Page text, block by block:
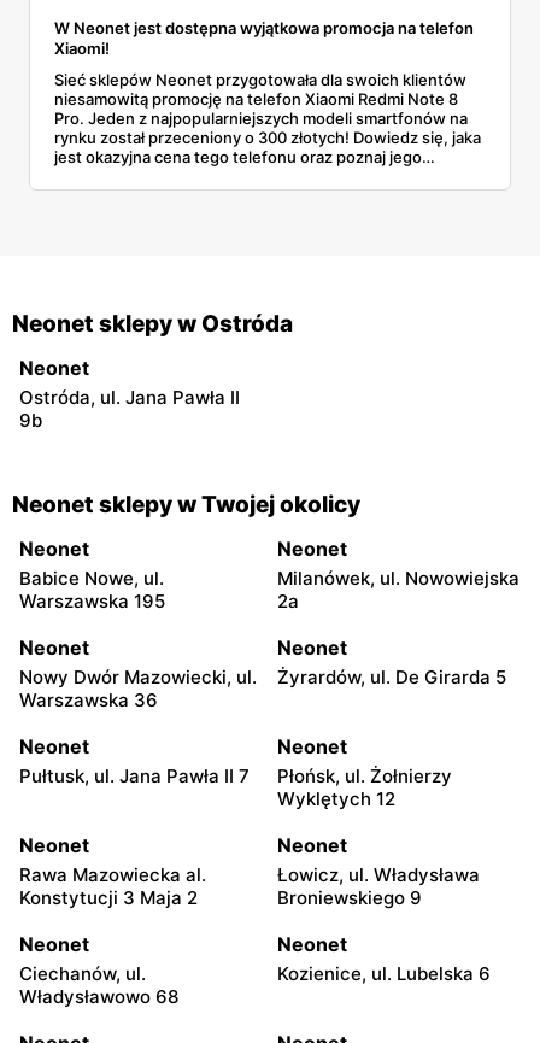
W Neonet jest dostępna wyjątkowa promocja na telefon
Xiaomi!
Sieć sklepów Neonet przygotowała dla swoich klientów
niesamowitą promocję na telefon Xiaomi Redmi Note 8
Pro. Jeden z najpopularniejszych modeli smartfonów na
rynku został przeceniony o 300 złotych! Dowiedz się, jaka
jest okazyjna cena tego telefonu oraz poznaj jego
Neonet sklepy w Ostróda
Neonet
Ostróda, ul. Jana Pawła II
9b
Neonet sklepy w Twojej okolicy
Neonet
Babice Nowe, ul.
Warszawska 195
Neonet
Milanówek, ul. Nowowiejska
2a
Neonet
Nowy Dwór Mazowiecki, ul.
Warszawska 36
Neonet
Żyrardów, ul. De Girarda 5
Neonet
Pułtusk, ul. Jana Pawła II 7
Neonet
Płońsk, ul. Żołnierzy
Wyklętych 12
Neonet
Rawa Mazowiecka al.
Konstytucji 3 Maja 2
Neonet
Łowicz, ul. Władysława
Broniewskiego 9
Neonet
Ciechanów, ul.
Władysławowo 68
Neonet
Kozienice, ul. Lubelska 6